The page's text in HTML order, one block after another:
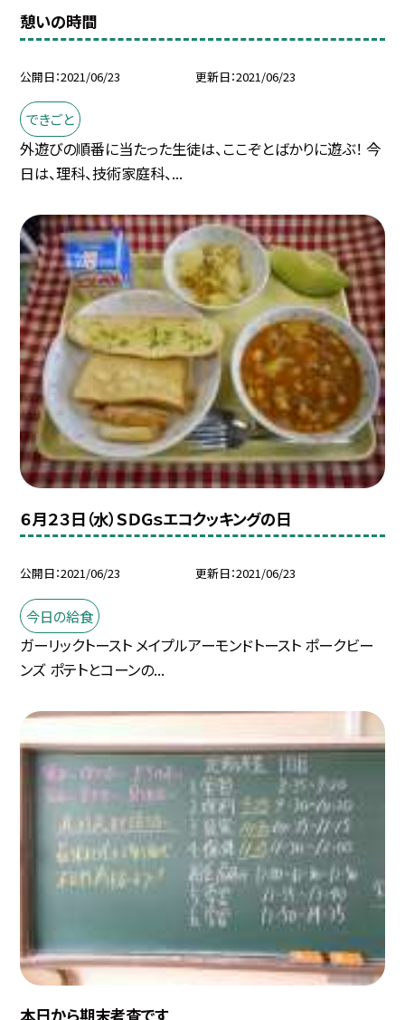
憩いの時間
公開日 2021/06/23 更新日 2021/06/23
できごと
外遊びの順番に当たった生徒は、ここぞとばかりに遊ぶ！ 今
日は、理科、技術家庭科、...
６月２３日（水）ＳＤＧｓエコクッキングの日
公開日 2021/06/23 更新日 2021/06/23
今日の給食
ガーリックトースト メイプルアーモンドトースト ポークビー
ンズ ポテトとコーンの...
本日から期末考査です